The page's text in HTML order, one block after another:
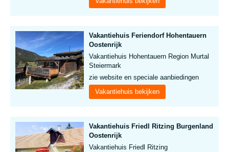
Vakantiehuis Feriendorf Hohentauern
Oostenrijk
Vakantiehuis Hohentauern Region Murtal
Steiermark
zie website en speciale aanbiedingen
Vakantiehuis bekijken
Vakantiehuis Friedl Ritzing Burgenland
Oostenrijk
Vakantiehuis Friedl Ritzing